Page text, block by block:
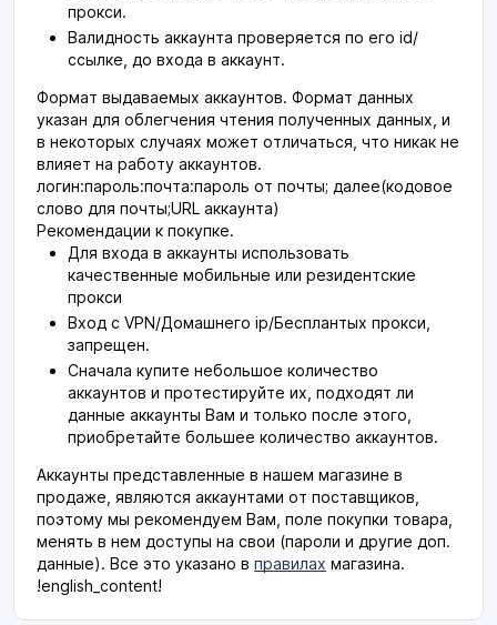
прокси.
Валидность аккаунта проверяется по его id/
ссылке, до входа в аккаунт.
Формат выдаваемых аккаунтов. Формат данных
указан для облегчения чтения полученных данных, и
в некоторых случаях может отличаться, что никак не
влияет на работу аккаунтов.
логин:пароль:почта:пароль от почты; далее(кодовое
слово для почты;URL аккаунта)
Рекомендации к покупке.
Для входа в аккаунты использовать
качественные мобильные или резидентские
прокси
Вход с VPN/Домашнего ip/Бесплантых прокси,
запрещен.
Сначала купите небольшое количество
аккаунтов и протестируйте их, подходят ли
данные аккаунты Вам и только после этого,
приобретайте большее количество аккаунтов.
Аккаунты представленные в нашем магазине в
продаже, являются аккаунтами от поставщиков,
поэтому мы рекомендуем Вам, поле покупки товара,
менять в нем доступы на свои (пароли и другие доп.
данные). Все это указано в правилах магазина.
!english_content!